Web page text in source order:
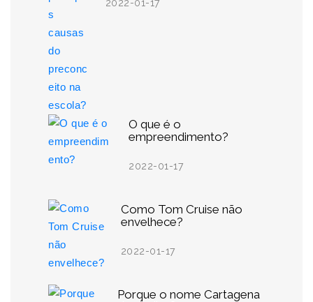
2022-01-17
O que é o
empreendimento?
2022-01-17
Como Tom Cruise não
envelhece?
2022-01-17
Porque o nome Cartagena